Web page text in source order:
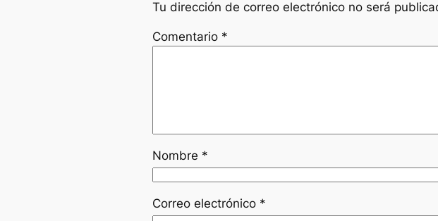
Tu dirección de correo electrónico no será
Comentario *
Nombre *
Correo electrónico *